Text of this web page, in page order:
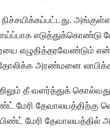
எடுத்துக்கொண்டு
அரண்மனை
தீ வளர்த்துக்
தேவாலயத்திற்கு
மேரி தேவாலயத்தில்